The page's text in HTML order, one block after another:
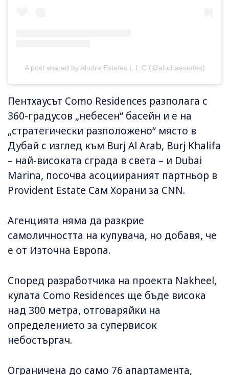
A post shared by Aludra Estates L.L.C (@aludraestates)
Пентхаусът Como Residences разполага с
360-градусов „небесен“ басейн и е на
„стратегически разположено“ място в
Дубай с изглед към Burj Al Arab, Burj Khalifa
– най-високата сграда в света – и Dubai
Marina, посочва асоциираният партньор в
Provident Estate Сам Хорани за CNN.
Агенцията няма да разкрие
самоличността на купувача, но добавя, че
е от Източна Европа.
Според разработчика на проекта Nakheel,
кулата Como Residences ще бъде висока
над 300 метра, отговаряйки на
определението за супервисок
небостъргач.
Ограничена до само 76 апартамента,